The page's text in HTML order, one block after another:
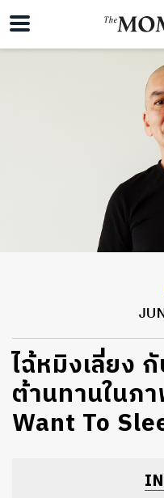
ไฉ้หมิงเลี่ยง
ต้านทานในภ
Want To